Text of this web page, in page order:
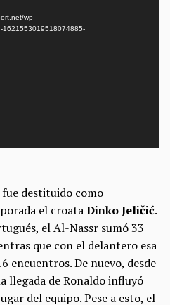
wp-
1621553019518074885-
fue destituido como
el croataDinko Jeličić.
el Al-Nassr sumó 33
que con el delantero esa
encuentros. De nuevo, desde
llegada de Ronaldo influyó
del equipo. Pese a esto, el